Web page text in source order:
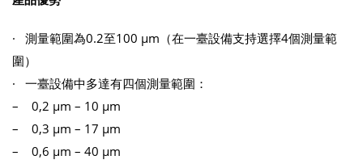
· 測量範圍為0.2至100 μm（在一臺設備支持選擇4個測量範
圍）
· 一臺設備中多達有四個測量範圍：
– 0,2 μm – 10 μm
– 0,3 μm – 17 μm
– 0,6 μm – 40 μm